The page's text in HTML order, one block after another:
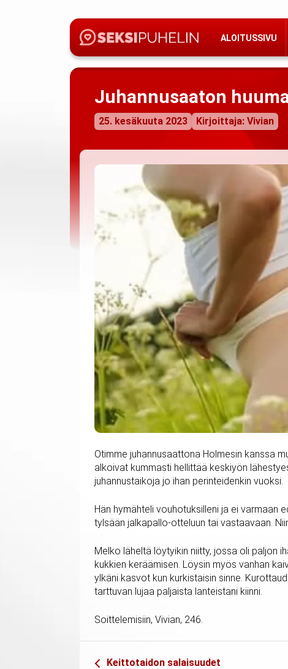
ALOITUSSIVU
Juhannusaaton
25. kesäkuuta 2023 Kirjoittaja: Vivian
Otimme juhannusaattona Holmesin kanssa
alkoivat kummasti hellittää keskiyön
juhannustaikoja jo ihan perinteidenkin vuoksi.
Hän hymähteli vouhotuksilleni ja ei varmaan
tylsään jalkapallo-otteluun tai vastaavaan.
Melko läheltä löytyikin niitty, jossa oli paljon
kukkien keräämisen. Löysin myös vanhan
ylkäni kasvot kun kurkistaisin sinne.
tarttuvan lujaa paljaista lanteistani kiinni.
Soittelemisiin, Vivian, 246.
Keittotaidon salaisuudet